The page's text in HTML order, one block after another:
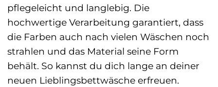
pflegeleicht und langlebig. Die
hochwertige Verarbeitung garantiert, dass
die Farben auch nach vielen Wäschen noch
strahlen und das Material seine Form
behält. So kannst du dich lange an deiner
neuen Lieblingsbettwäsche erfreuen.